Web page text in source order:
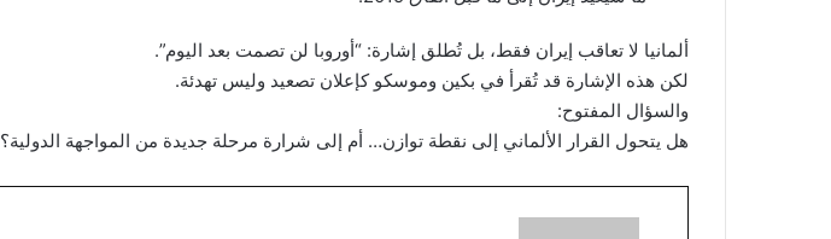
ألمانيا لا تعاقب إيران فقط، بل تُطلق إشارة: “أوروبا لن تصمت بعد اليوم”.
لكن هذه الإشارة قد تُقرأ في بكين وموسكو كإعلان تصعيد وليس تهدئة.
والسؤال المفتوح:
هل يتحول القرار الألماني إلى نقطة توازن… أم إلى شرارة مرحلة جديدة من المواجهة الدولية؟